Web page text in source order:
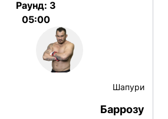
Раунд: 3
05:00
Шапури
Баррозу